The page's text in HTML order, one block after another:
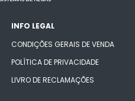
INFO LEGAL
CONDIÇÕES GERAIS DE VENDA
POLÍTICA DE PRIVACIDADE
LIVRO DE RECLAMAÇÕES